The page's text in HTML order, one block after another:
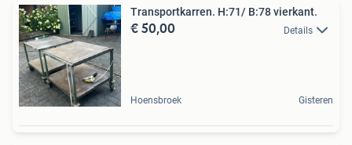
Transportkarren. H:71/ B:78 vierkant.
€ 50,00 Details
Hoensbroek Gisteren